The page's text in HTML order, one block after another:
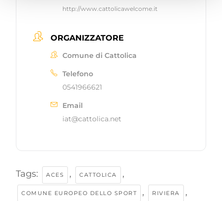
http://www.cattolicawelcome.it
ORGANIZZATORE
Comune di Cattolica
Telefono
0541966621
Email
iat@cattolica.net
Tags: ACES , CATTOLICA ,
COMUNE EUROPEO DELLO SPORT , RIVIERA ,